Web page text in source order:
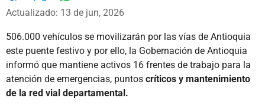
Facebook
X
Actualizado: 13 de jun, 2026
506.000 vehículos se movilizarán por las vías de Antioquia
este puente festivo y por ello, la Gobernación de Antioquia
informó que mantiene activos 16 frentes de trabajo para la
atención de emergencias, puntos críticos y mantenimiento
de la red vial departamental.